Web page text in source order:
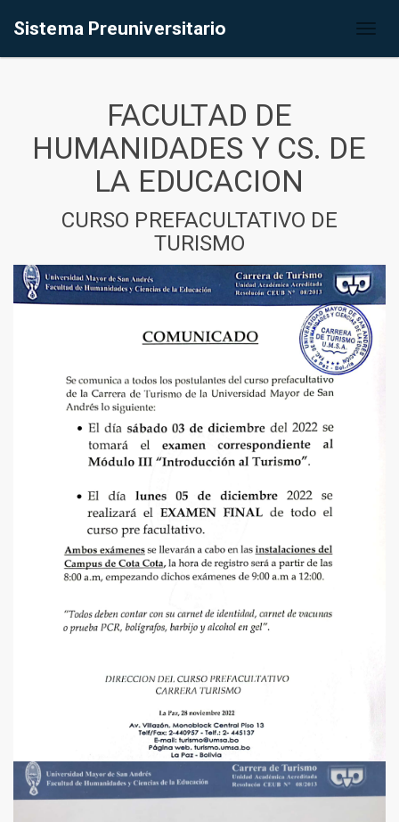
Sistema Preuniversitario
FACULTAD DE
HUMANIDADES Y CS. DE
LA EDUCACION
CURSO PREFACULTATIVO DE
TURISMO